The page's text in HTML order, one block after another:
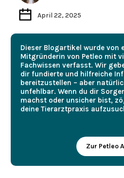
April 22, 2025
Dieser Blogartikel wurde von
Mitgründerin von Petleo mit
Fachwissen verfasst. Wir
dir fundierte und hilfreiche
bereitzustellen – aber
unfehlbar. Wenn du dir
machst oder unsicher bist,
deine Tierarztpraxis
Zur Petleo